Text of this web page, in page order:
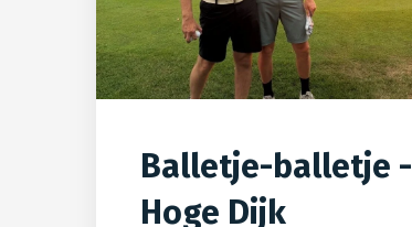
Balletje-balletje -
Hoge Dijk